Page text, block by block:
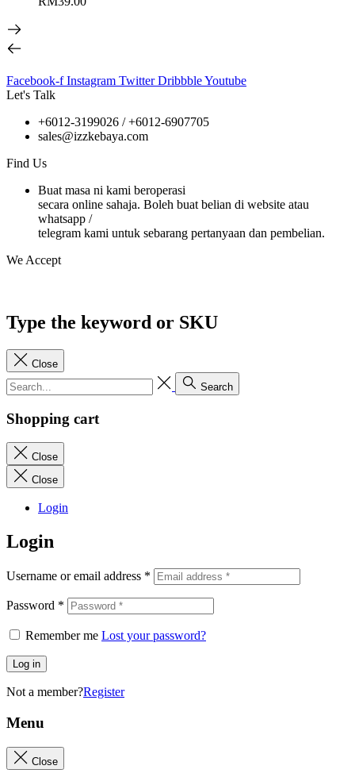
Facebook-f Instagram Twitter DribbbleYoutube
Let's Talk
+6012-3199026 / +6012-6907705
sales@izzkebaya.com
Find Us
Buat masa ni kami beroperasi
secara online sahaja. Boleh buat belian di website atau
whatsapp /
telegram kami untuk sebarang pertanyaan dan pembelian.
We Accept
Type the keyword or SKU
Close
Search
Shopping cart
Close
Close
Login
Login
Username or email address *
Password *
Remember me Lost your password?
Log in
Not a member?Register
Menu
Close